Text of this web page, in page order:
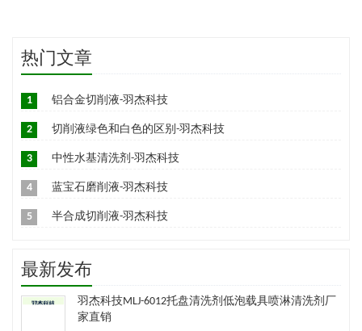
热门文章
1 铝合金切削液-羽杰科技
2 切削液绿色和白色的区别-羽杰科技
3 中性水基清洗剂-羽杰科技
4 蓝宝石磨削液-羽杰科技
5 半合成切削液-羽杰科技
最新发布
羽杰科技MLJ-6012托盘清洗剂低泡载具喷淋清洗剂厂
家直销